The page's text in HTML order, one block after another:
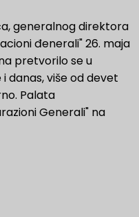
generalnog direktora
đenerali" 26. maja
pretvorilo se u
danas, više od devet
Palata
Generali" na